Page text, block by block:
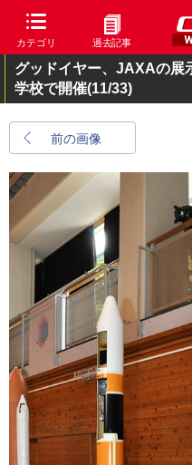
カテゴリ 過去記事
グッドイヤー、JAXAの展
学校で開催(11/33)
前の画像